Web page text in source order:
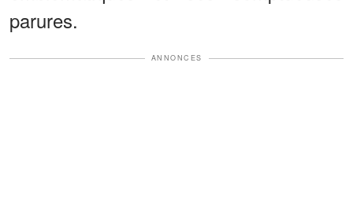
parures.
ANNONCES